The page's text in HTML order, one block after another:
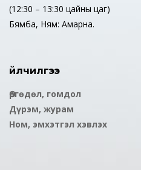
(12:30 – 13:30 цайны цаг)
Бямба, Ням: Амарна.
Үйлчилгээ
Өргөдөл, гомдол
Дүрэм, журам
Ном, эмхэтгэл хэвлэх